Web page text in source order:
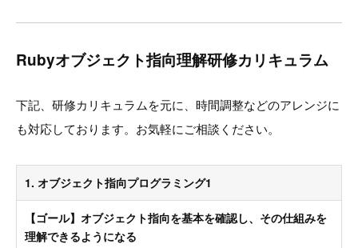
Rubyオブジェクト指向理解研修カリキュラム
下記、研修カリキュラムを元に、時間調整などのアレンジに
も対応しております。お気軽にご相談ください。
1. オブジェクト指向プログラミング1
【ゴール】オブジェクト指向を基本を確認し、その仕組みを
理解できるようになる